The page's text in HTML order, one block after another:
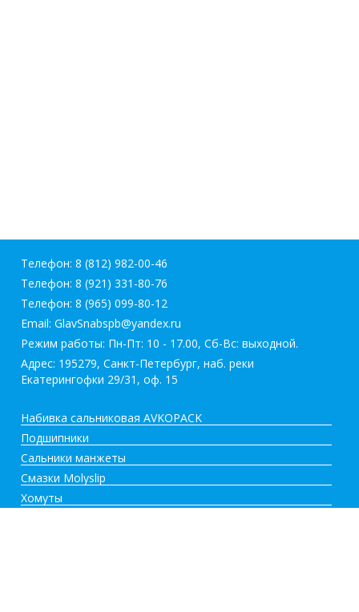
Телефон: 8 (812) 982-00-46
Телефон: 8 (921) 331-80-76
Телефон: 8 (965) 099-80-12
Email: GlavSnabspb@yandex.ru
Режим работы: Пн-Пт: 10 - 17.00, Сб-Вс: выходной.
Адрес: 195279, Санкт-Петербург, наб. реки
Екатерингофки 29/31, оф. 15
Набивка сальниковая AVKOPACK
Подшипники
Сальники манжеты
Смазки Molyslip
Хомуты